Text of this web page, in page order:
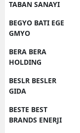
TABAN SANAYI
BEGYO BATI EGE
GMYO
BERA BERA
HOLDING
BESLR BESLER
GIDA
BESTE BEST
BRANDS ENERJI